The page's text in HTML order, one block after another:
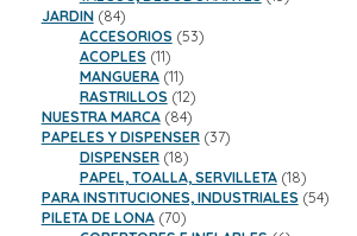
JARDIN 8484
productos
ACCESORIOS 5353
ACOPLES 1111
productos
MANGUERA 1111
productos
RASTRILLOS 1212
productos
NUESTRA MARCA 8484
productos
PAPELES Y DISPENSER 3737
DISPENSER 1818
productos
PAPEL, TOALLA, SERVILLETA 1818
productos
PARA INSTITUCIONES, INDUSTRIALES 5454
PILETA DE LONA 7070